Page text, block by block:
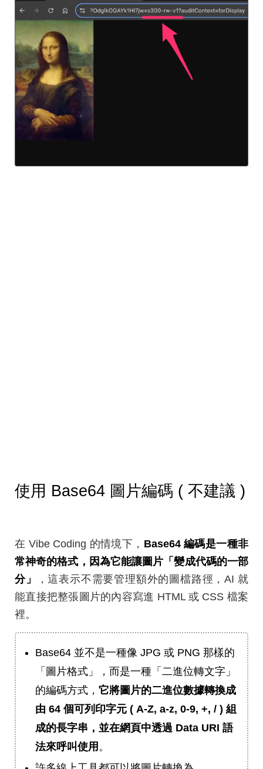
使用 Base64 圖片編碼 ( 不建議 )
在 Vibe Coding 的情境下， Base64 編碼是一種非
常神奇的格式，因為它能讓圖片「變成代碼的一部
分」
，這表示不需要管理額外的圖檔路徑，AI 就
能直接把整張圖片的內容寫進 HTML 或 CSS 檔案
裡。
Base64 並不是一種像 JPG 或 PNG 那樣的
「圖片格式」，而是一種「二進位轉文字」
的編碼方式， 它將圖片的二進位數據轉換成
由 64 個可列印字元 ( A-Z, a-z, 0-9, +, / ) 組
成的長字串，並在網頁中透過 Data URI 語
法來呼叫使用 。